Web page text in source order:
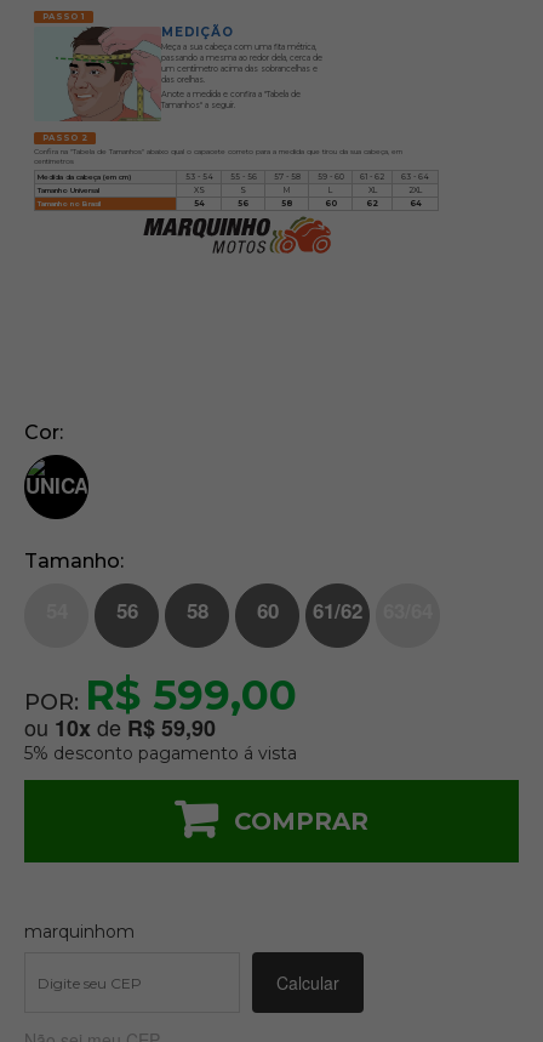
PASSO 1
MEDIÇÃO
Meça a sua cabeça com uma fita métrica,
passando a mesma ao redor dela, cerca de
um centímetro acima das sobrancelhas e
das orelhas.
Anote a medida e confira a "Tabela de
Tamanhos" a seguir.
PASSO 2
Confira na "Tabela de Tamanhos" abaixo qual o capacete correto para a medida que tirou da sua cabeça, em
centímetros
Medida da cabeça (em cm)
53 - 54 55 - 56 57 - 58 59 - 60 61 - 62
63 - 64
Tamanho Universal
XS S M L XL
2XL
Tamanho no Brasil
54 56 58 60 62 64
Cor
Tamanho
56 58 60 61/62
POR: R$ 599,00
ou 10xde R$ 59,90
5% desconto pagamento á vista
COMPRAR
marquinhom